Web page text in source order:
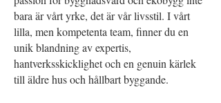
bara är vårt yrke, det är vår livsstil. I vårt
lilla, men kompetenta team, finner du en
unik blandning av expertis,
hantverksskicklighet och en genuin kärlek
till äldre hus och hållbart byggande.